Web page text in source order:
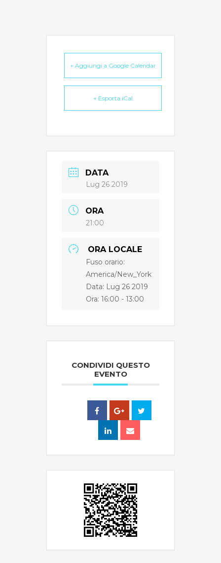
+ Aggiungi a Google Calendar
+ Esporta iCal
DATA
Lug 26 2019
ORA
21:00
ORA LOCALE
Fuso orario:
America/New_York
Data: Lug 26 2019
Ora: 16:00 - 13:00
CONDIVIDI QUESTO
EVENTO